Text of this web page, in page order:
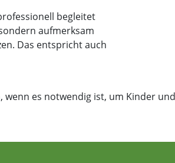
begleitet
aufmerksam
Das entspricht auch
es notwendig ist, um Kinder